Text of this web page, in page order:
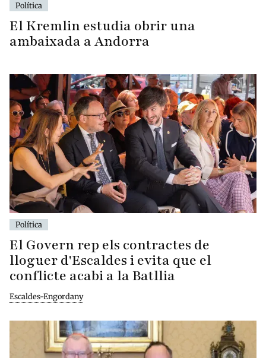
Política
El Kremlin estudia obrir una
ambaixada a Andorra
Política
El Govern rep els contractes de
lloguer d'Escaldes i evita que el
conflicte acabi a la Batllia
Escaldes-Engordany